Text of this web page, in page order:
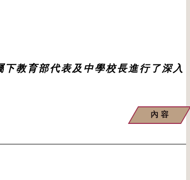
教育部代表及中學校長進行了深入
內容